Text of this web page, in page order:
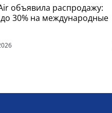
объявила распродажу:
до 30% на международные